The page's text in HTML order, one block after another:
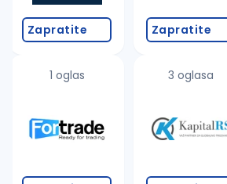
promenite odabrane filtere
Zapratite
1 oglas
Zapratite
3 oglasa